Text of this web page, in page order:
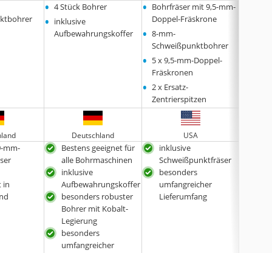
• 4 Stück Bohrer
• inklusive
Aufbewahrungskoffer
• Bohrfräser mit 9,5-mm-
Doppel-Fräskrone
• 8-mm-
Schweißpunktbohrer
• 5 x 9,5-mm-Doppel-
Fräskronen
• 2 x Ersatz-
Zentrierspitzen
Deutschland USA
mm-
in
Bestens geeignet für
alle Bohrmaschinen
inklusive
Aufbewahrungskoffer
besonders robuster
Bohrer mit Kobalt-
Legierung
besonders
umfangreicher
inklusive
Schweißpunktfräser
besonders
umfangreicher
Lieferumfang